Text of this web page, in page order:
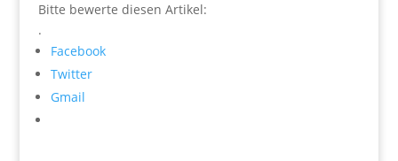
Bitte bewerte diesen Artikel:
.
Facebook
Twitter
Gmail